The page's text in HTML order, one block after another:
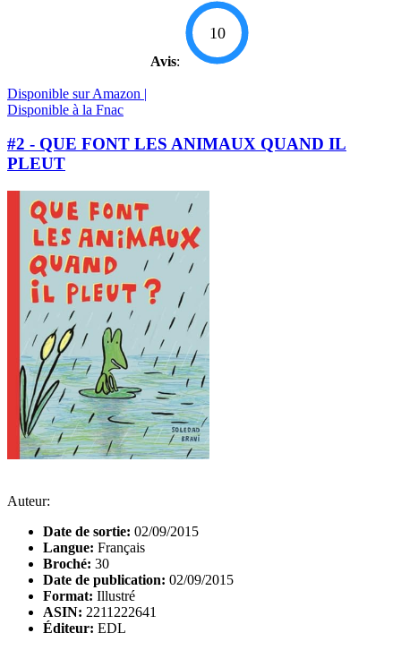
Avis:
10
Disponible sur Amazon |
Disponible à la Fnac
#2 - QUE FONT LES ANIMAUX QUAND IL
PLEUT
Auteur:
Date de sortie: 02/09/2015
Langue: Français
Broché: 30
Date de publication: 02/09/2015
Format: Illustré
ASIN: 2211222641
Éditeur: EDL